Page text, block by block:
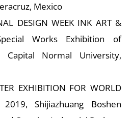
Mexico
DESIGN WEEK INK ART &
Works Exhibition of
Capital Normal University,
EXHIBITION FOR WORLD
2019, Shijiazhuang Boshen